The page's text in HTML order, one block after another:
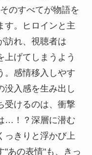
のすべてが物語を
す。ヒロインと主
訪れ、視聴者は
上げてしまうよう
。感情移入しやす
没入感を生み出し
受けるのは、衝撃
…！？深層に潜む
っきりと浮かび上
"あの表情"も、きっ